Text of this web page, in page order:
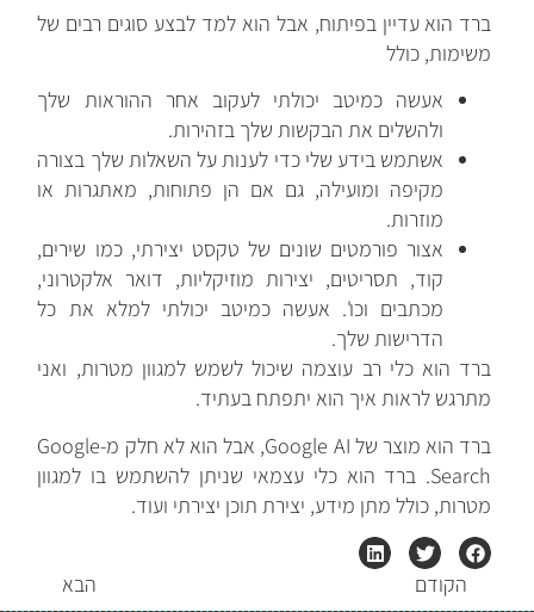
ברד הוא עדיין בפיתוח, אבל הוא למד לבצע סוגים רבים של
משימות, כולל
אעשה כמיטב יכולתי לעקוב אחר ההוראות שלך
ולהשלים את הבקשות שלך בזהירות.
אשתמש בידע שלי כדי לענות על השאלות שלך בצורה
מקיפה ומועילה, גם אם הן פתוחות, מאתגרות או
מוזרות.
אצור פורמטים שונים של טקסט יצירתי, כמו שירים,
קוד, תסריטים, יצירות מוזיקליות, דואר אלקטרוני,
מכתבים וכו'. אעשה כמיטב יכולתי למלא את כל
הדרישות שלך.
ברד הוא כלי רב עוצמה שיכול לשמש למגוון מטרות, ואני
מתרגש לראות איך הוא יתפתח בעתיד.
ברד הוא מוצר של Google AI, אבל הוא לא חלק מ-Google
Search. ברד הוא כלי עצמאי שניתן להשתמש בו למגוון
מטרות, כולל מתן מידע, יצירת תוכן יצירתי ועוד.
הקודם הבא